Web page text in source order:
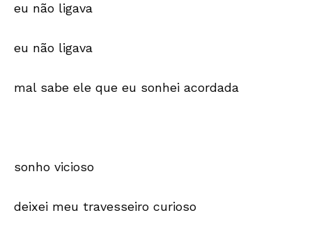
eu não ligava
eu não ligava
mal sabe ele que eu sonhei acordada
sonho vicioso
deixei meu travesseiro curioso